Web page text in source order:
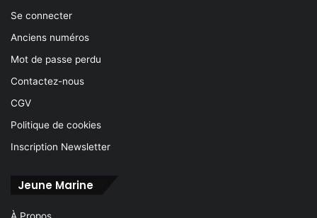
Se connecter
Anciens numéros
Mot de passe perdu
Contactez-nous
CGV
Politique de cookies
Inscription Newsletter
Jeune Marine
À Propos